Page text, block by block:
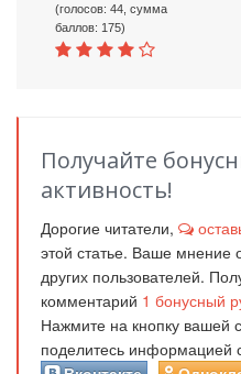
(голосов: 44, сумма
баллов: 175)
Получайте
активность!
Дорогие читатели,
этой статье. Ваше мнение
других пользователей.
комментарий 1 бонусный
Нажмите на кнопку вашей
поделитесь информацией